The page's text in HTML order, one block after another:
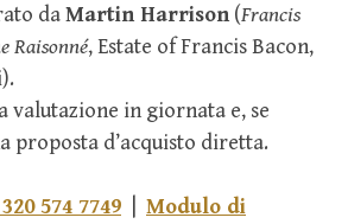
daMartin Harrison (Francis
Raisonné, Estate of Francis Bacon,
valutazione in giornata e, se
proposta d’acquisto diretta.
574 7749
Modulo di